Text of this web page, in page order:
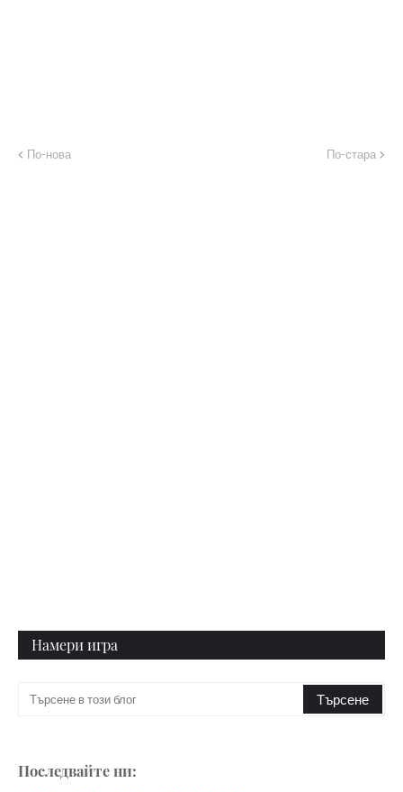
По-нова По-стара
Намери игра
Последвайте ни: